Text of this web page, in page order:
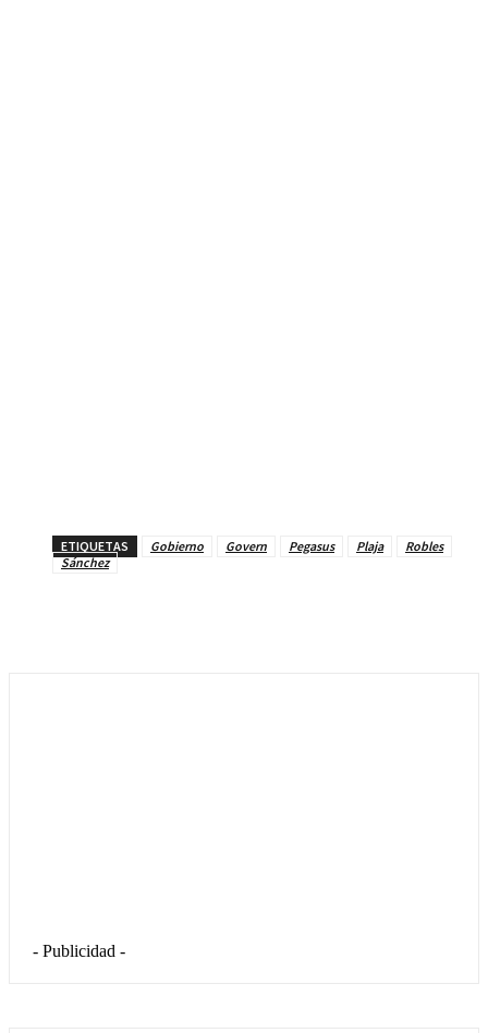
ETIQUETAS Gobierno Govern Pegasus Plaja
Robles
Sánchez
- Publicidad -